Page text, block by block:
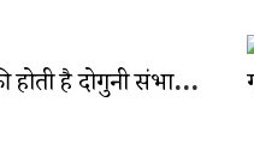
डिसेबिलिटी में डिप्रेशन की होती है दोगुनी संभावना: कैसे रखें अपना ख्याल?